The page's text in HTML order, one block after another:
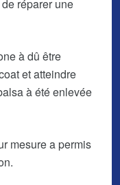
réparer une
à dû être
et atteindre
à été enlevée
mesure a permis